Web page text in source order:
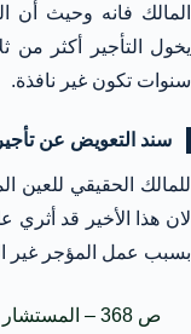
المالك فانه وحيث أن
يخول التأجير أكثر
سنوات تكون غير نافذة.
سند التعويض عن
للمالك الحقيقي للعين
لان هذا الأخير قد أثري
بسبب عمل المؤجر غير
ص 368 – المستشار عبدالمنعم الشربيني – الوسيط السنهوري